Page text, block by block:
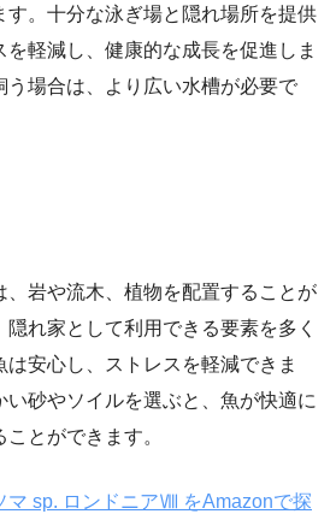
す。十分な泳ぎ場と隠れ場所を提供
軽減し、健康的な成長を促進しま
う場合は、より広い水槽が必要で
、岩や流木、植物を配置することが
れ家として利用できる要素を多く
安心し、ストレスを軽減できま
砂やソイルを選ぶと、魚が快適に
とができます。
マ sp. ロンドニアⅧ をAmazonで探